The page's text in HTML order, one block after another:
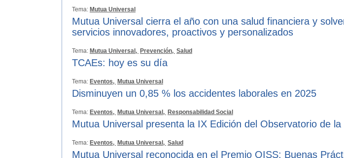
Tema: Mutua Universal
Mutua Universal cierra el año con una salud financiera y
servicios innovadores, proactivos y personalizados
Tema: Mutua Universal, Prevención, Salud
TCAEs: hoy es su día
Tema: Eventos, Mutua Universal
Disminuyen un 0,85 % los accidentes laborales en 2025
Tema: Eventos, Mutua Universal, Responsabilidad Social
Mutua Universal presenta la IX Edición del Observatorio de
Tema: Eventos, Mutua Universal, Salud
Mutua Universal reconocida en el Premio OISS: Buenas